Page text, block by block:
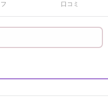
口コミ